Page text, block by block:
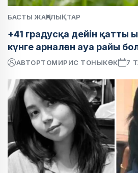
БАСТЫ ЖАҢАЛЫҚТАР
+41 градусқа дейін қатты
күнге арналған ауа райы
АВТОРТОМИРИС ТОНЫКӨК 7